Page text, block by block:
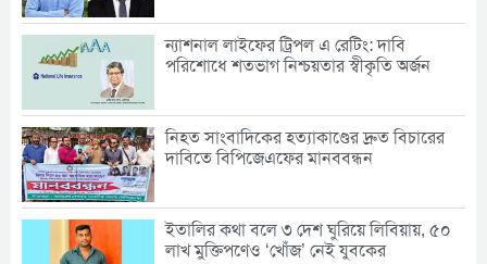
ন্যাশনাল লাইফের ট্রিপল এ রেটিং: দাবি
পরিশোধে শতভাগ নিশ্চয়তার স্বীকৃতি অর্জন
নিহত সাংবাদিকের হত্যাকাণ্ডের দ্রুত বিচারের
দাবিতে বিপিজেএফের মানববন্ধন
ইতালির কথা বলে ৩ দেশ ঘুরিয়ে লিবিয়ায়, ৫০
লাখ মুক্তিপণেও ‘খোঁজ’ নেই যুবকের